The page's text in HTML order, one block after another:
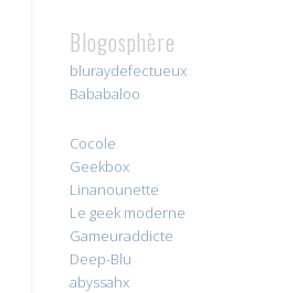
Blogosphère
bluraydefectueux
Bababaloo
Cocole
Geekbox
Linanounette
Le geek moderne
Gameuraddicte
Deep-Blu
abyssahx